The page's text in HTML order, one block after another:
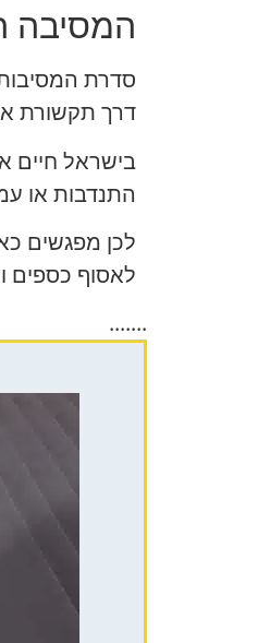
המסיבה
סדרת
דרך תקשורת
בישראל חיים
התנדבות או
לכן מפגשים
לאסוף כספים
.......